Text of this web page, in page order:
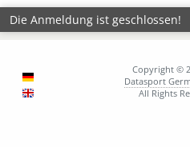
Die Anmeldung ist geschlossen!
Copyright ©
Datasport
All Rights